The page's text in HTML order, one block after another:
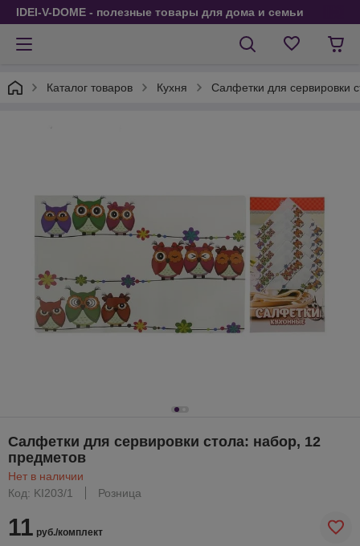
IDEI-V-DOME - полезные товары для дома и семьи
Каталог товаров Кухня Салфетки для сервировки
Салфетки для сервировки стола: набор, 12
предметов
Нет в наличии
Код: KI203/1
Розница
11 руб./комплект